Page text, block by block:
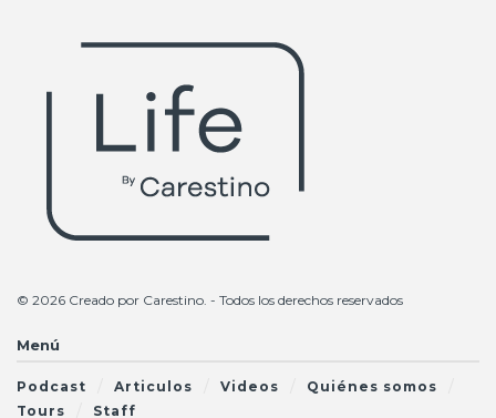
© 2026 Creado por Carestino. - Todos los derechos reservados
Menú
Podcast Articulos Videos
Quiénes somos
Tours
Staff